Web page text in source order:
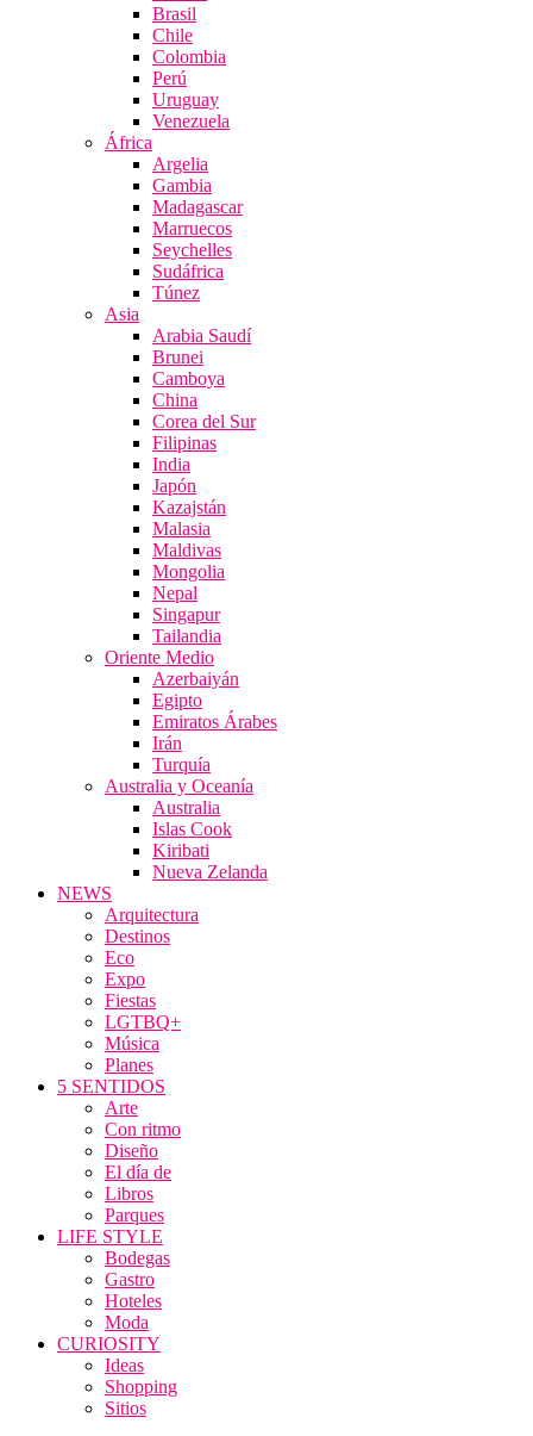
Brasil
Chile
Colombia
Perú
Uruguay
Venezuela
África
Argelia
Gambia
Madagascar
Marruecos
Seychelles
Sudáfrica
Túnez
Asia
Arabia Saudí
Brunei
Camboya
China
Corea del Sur
Filipinas
India
Japón
Kazajstán
Malasia
Maldivas
Mongolia
Nepal
Singapur
Tailandia
Oriente Medio
Azerbaiyán
Egipto
Emiratos Árabes
Irán
Turquía
Australia y Oceanía
Australia
Islas Cook
Kiribati
Nueva Zelanda
NEWS
Arquitectura
Destinos
Eco
Expo
Fiestas
LGTBQ+
Música
Planes
5 SENTIDOS
Arte
Con ritmo
Diseño
El día de
Libros
Parques
LIFE STYLE
Bodegas
Gastro
Hoteles
Moda
CURIOSITY
Ideas
Shopping
Sitios